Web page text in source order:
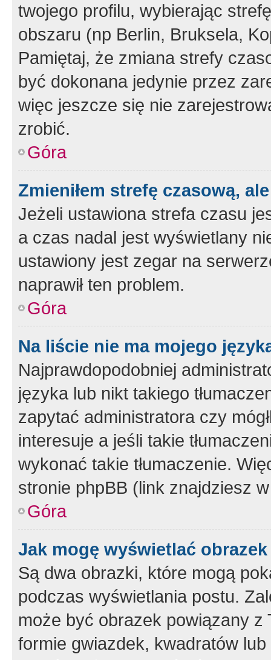
twojego profilu, wybierając
obszaru (np Berlin, Bruksela,
Pamiętaj, że zmiana strefy
być dokonana jedynie przez
więc jeszcze się nie
zrobić.
Góra
Zmieniłem strefę czasową,
Jeżeli ustawiona strefa czasu
a czas nadal jest wyświetlany
ustawiony jest zegar na
naprawił ten problem.
Góra
Na liście nie ma mojego
Najprawdopodobniej
języka lub nikt takiego
zapytać administratora czy
interesuje a jeśli takie
wykonać takie tłumaczenie.
stronie phpBB (link znajdziesz
Góra
Jak mogę wyświetlać
Są dwa obrazki, które mogą
podczas wyświetlania postu.
może być obrazek powiązany z
formie gwiazdek, kwadratów